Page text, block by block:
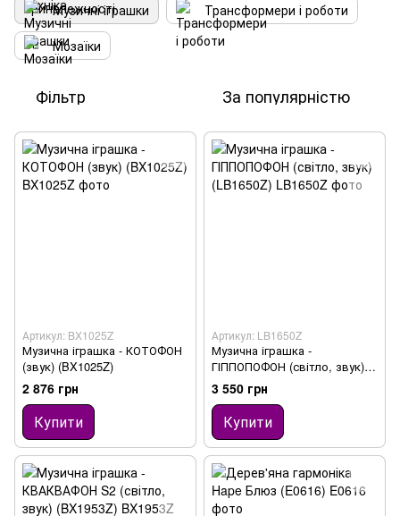
Музичні іграшки
Трансформери і роботи
Мозаїки
Фільтр За популярністю
Артикул: BX1025Z
Музична іграшка - КОТОФОН
(звук) (BX1025Z)
2 876 грн
Купити
Артикул: LB1650Z
Музична іграшка -
ГІППОПОФОН (світло, звук)
(LB1650Z)
3 550 грн
Купити